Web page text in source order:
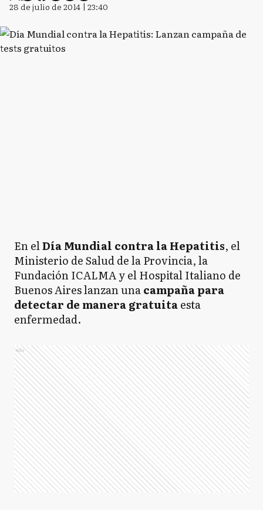
28 de julio de 2014 | 23:40
En elDía Mundial contra la Hepatitis, el
Ministerio de Salud de la Provincia, la
Fundación ICALMA y el Hospital Italiano de
Buenos Aires lanzan unacampaña para
detectar de manera gratuitaesta
enfermedad.
Ads